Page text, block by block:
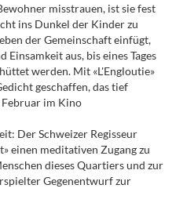
misstrauen, ist sie fest
ins Dunkel der Kinder zu
der Gemeinschaft einfügt,
aus, bis eines Tages
werden. Mit «L'Engloutie»
geschaffen, das tief
im Kino
Der Schweizer Regisseur
einen meditativen Zugang zu
dieses Quartiers und zur
Gegenentwurf zur